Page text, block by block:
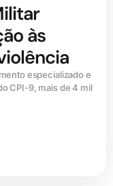
às
especializado e
CPI-9, mais de 4 mil